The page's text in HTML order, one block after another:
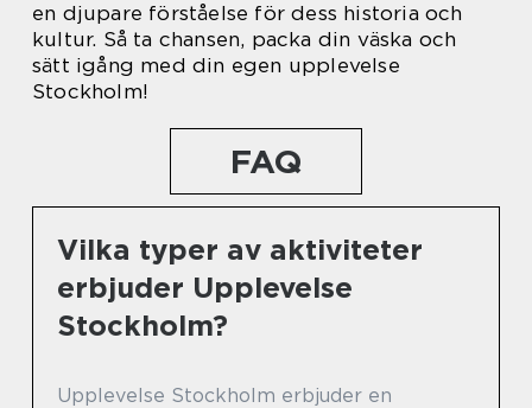
en djupare förståelse för dess historia och
kultur. Så ta chansen, packa din väska och
sätt igång med din egen upplevelse
Stockholm!
FAQ
Vilka typer av aktiviteter
erbjuder Upplevelse
Stockholm?
Upplevelse Stockholm erbjuder en